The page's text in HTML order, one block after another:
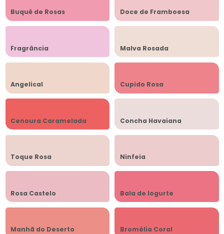
Buquê de Rosas Doce de Framboesa
Fragrância Malva Rosada
Angelical Cupido Rosa
Cenoura Caramelada Concha Havaiana
Toque Rosa Ninfeia
Rosa Castelo Bala de Iogurte
Manhã do Deserto Bromélia Coral